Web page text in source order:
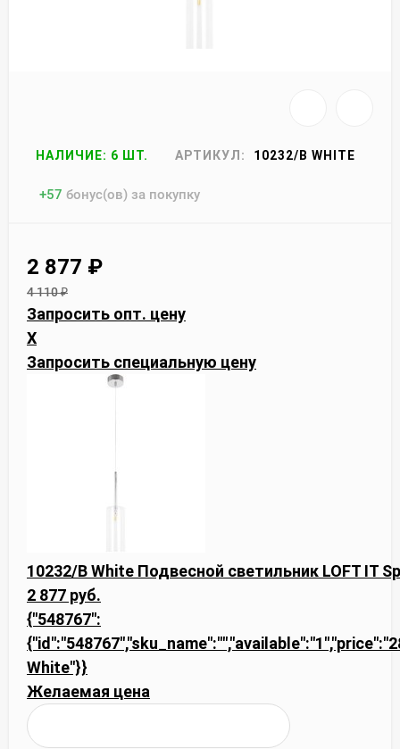
НАЛИЧИЕ: 6 ШТ. АРТИКУЛ: 10232/B WHITE
+57 бонус(ов) за покупку
2 877 ₽
4 110₽
Запросить опт. цену
X
Запросить специальную цену
10232/B White Подвесной светильник LOFT IT
2 877 руб.
{"548767":
White"}}
Желаемая цена